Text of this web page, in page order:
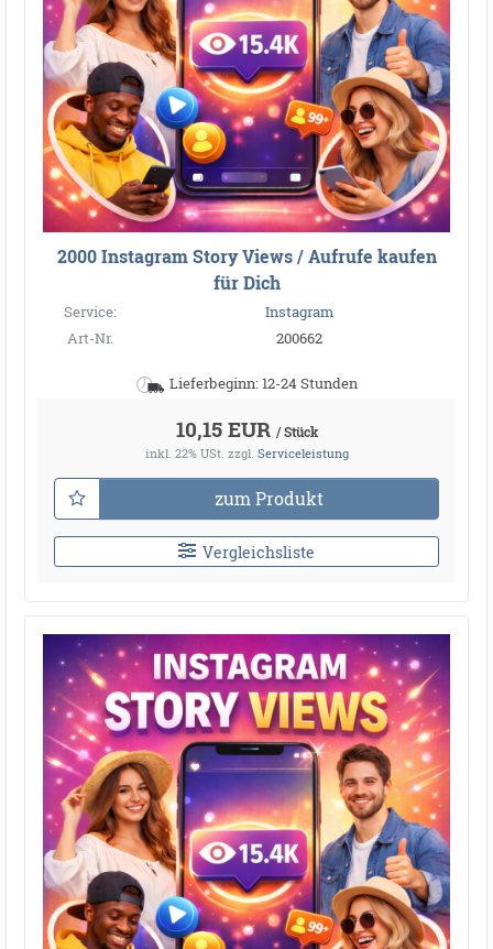
2000 Instagram Story Views / Aufrufe kaufen
für Dich
Service:
Instagram
Art-Nr.
200662
Lieferbeginn: 12-24 Stunden
10,15 EUR / Stück
inkl. 22% USt. zzgl. Serviceleistung
zum Produkt
Vergleichsliste